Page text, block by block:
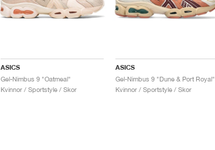
ASICS
Gel-Nimbus 9 "Oatmeal"
Kvinnor / Sportstyle / Skor
ASICS
Gel-Nimbus 9 "Dune & Port Royal"
Kvinnor / Sportstyle / Skor